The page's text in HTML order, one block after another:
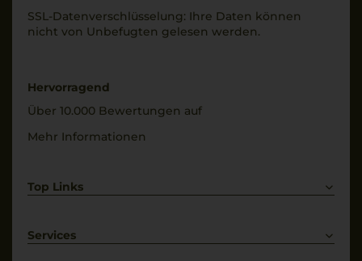
Alkoholgehalt
12 % Vol.
1 g/L
0,75 L
SSL-Daten­verschlüs­selung: Ihre Daten können
nicht von Unbe­fugten gelesen werden.
Hervorragend
Über 10.000 Bewertungen auf
Mehr Informationen
Top Links
Weißwein
Services